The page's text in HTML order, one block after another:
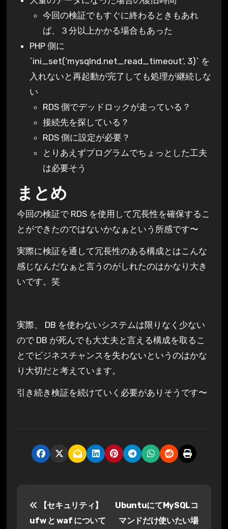
今回の検証でもすぐに終わるときもあれ
ば、３分以上かかる場合もあった
PHP 側に
`ini_set(‘mysqlnd.net_read_timeout’, 3)` を
入れないと再起動が完了しても処理が継続しな
い
RDS 側でデッドロックが走っている？
接続先を探している？
RDS 側に設定が必要？
とりあえずプログラムでちょっとした工夫
は必要そう
まとめ
今回の検証で RDS を使用して冗長性を確保するこ
とができたのではないかなぁという所感です〜
実際に検証を通して冗長性のある構成とはこんな
感じなんだなぁと言うのがしれたのはかなり大き
いです。笑
実際、 DB を使わないシステムは限りなく少ない
ので DB が死んでも大丈夫と言える構成を取るこ
とでビジネスチャンスを失わないというのはかな
り大切だと考えています。
引き続き検証を続けていく必要がありそうです〜
稿
【セキュリティ】
ufw と waf について
UbuntuにてMySQLコ
マンドだけ使いたい場